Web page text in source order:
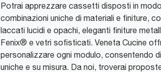
Potrai apprezzare cassetti disposti in
combinazioni uniche di materiali e finiture,
laccati lucidi e opachi, eleganti finiture
Fenix® e vetri sofisticati. Veneta Cucine
personalizzare ogni modulo, consentendo
uniche e su misura. Da noi, troverai